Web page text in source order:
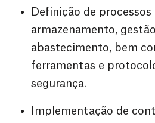
Definição de processos
armazenamento,
abastecimento, bem
ferramentas e
segurança.
Implementação de